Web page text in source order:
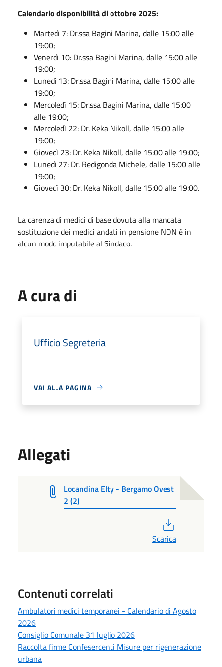
Calendario disponibilità di ottobre 2025:
Martedì 7: Dr.ssa Bagini Marina, dalle 15:00 alle
19:00;
Venerdì 10: Dr.ssa Bagini Marina, dalle 15:00 alle
19:00;
Lunedì 13: Dr.ssa Bagini Marina, dalle 15:00 alle
19:00;
Mercoledì 15: Dr.ssa Bagini Marina, dalle 15:00
alle 19:00;
Mercoledì 22: Dr. Keka Nikoll, dalle 15:00 alle
19:00;
Giovedì 23: Dr. Keka Nikoll, dalle 15:00 alle 19:00;
Lunedì 27: Dr. Redigonda Michele, dalle 15:00 alle
19:00;
Giovedì 30: Dr. Keka Nikoll, dalle 15:00 alle 19:00.
La carenza di medici di base dovuta alla mancata
sostituzione dei medici andati in pensione NON è in
alcun modo imputabile al Sindaco.
A cura di
Ufficio Segreteria
VAI ALLA PAGINA
Allegati
Locandina Elty - Bergamo Ovest
2 (2)
Scarica
Contenuti correlati
Ambulatori medici temporanei - Calendario di Agosto
2026
Consiglio Comunale 31 luglio 2026
Raccolta firme Confesercenti Misure per rigenerazione
urbana